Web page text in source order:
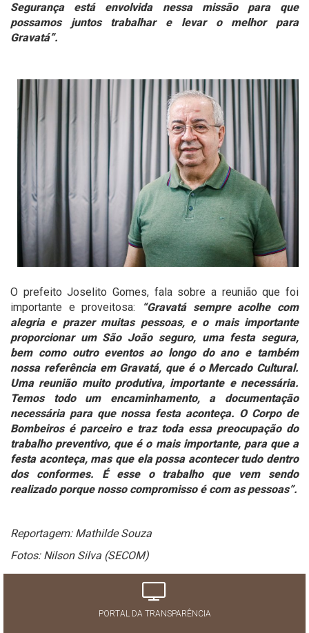
Segurança está envolvida nessa missão para que
possamos juntos trabalhar e levar o melhor para
Gravatá”.
O prefeito Joselito Gomes, fala sobre a reunião que foi
importante e proveitosa:
“Gravatá sempre acolhe com
alegria e prazer muitas pessoas, e o mais importante
proporcionar um São João seguro, uma festa segura,
bem como outro eventos ao longo do ano e também
nossa referência em Gravatá, que é o Mercado Cultural.
Uma reunião muito produtiva, importante e necessária.
Temos todo um encaminhamento, a documentação
necessária para que nossa festa aconteça. O Corpo de
Bombeiros é parceiro e traz toda essa preocupação do
trabalho preventivo, que é o mais importante, para que a
festa aconteça, mas que ela possa acontecer tudo dentro
dos conformes. É esse o trabalho que vem sendo
realizado porque nosso compromisso é com as pessoas”.
Reportagem: Mathilde Souza
Fotos: Nilson Silva (SECOM)
PORTAL DA TRANSPARÊNCIA